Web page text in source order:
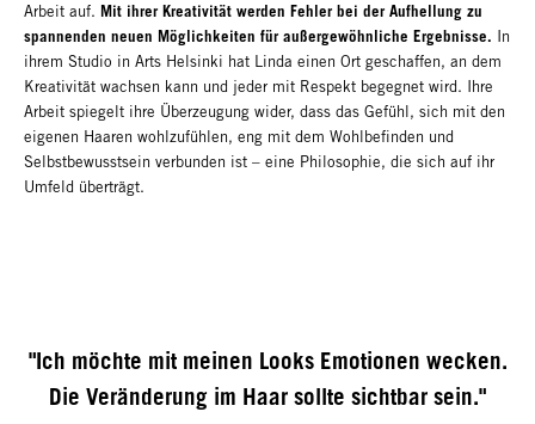
Arbeit auf. Mit ihrer Kreativität werden Fehler bei der Aufhellung zu
spannenden neuen Möglichkeiten für außergewöhnliche Ergebnisse. In
ihrem Studio in Arts Helsinki hat Linda einen Ort geschaffen, an dem
Kreativität wachsen kann und jeder mit Respekt begegnet wird. Ihre
Arbeit spiegelt ihre Überzeugung wider, dass das Gefühl, sich mit den
eigenen Haaren wohlzufühlen, eng mit dem Wohlbefinden und
Selbstbewusstsein verbunden ist – eine Philosophie, die sich auf ihr
Umfeld überträgt.
"Ich möchte mit meinen Looks Emotionen wecken.
Die Veränderung im Haar sollte sichtbar sein."